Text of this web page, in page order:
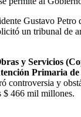
Gustavo
un tribunal de
y Servicios
Primaria de
controversia y
$ 466 mil millones.